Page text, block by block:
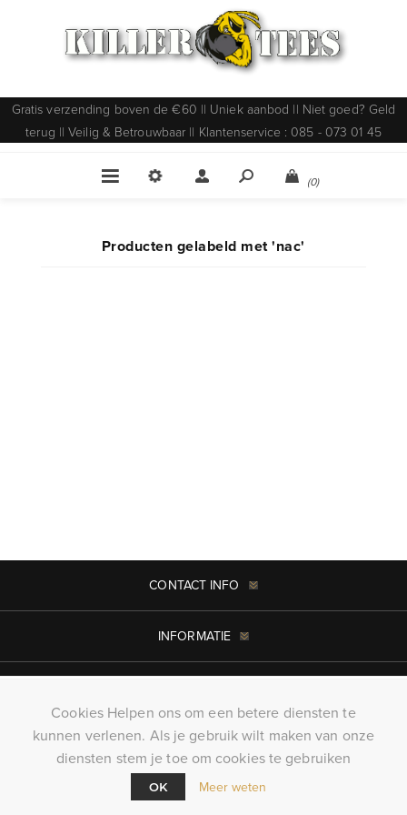
Gratis verzending boven de €60 || Uniek aanbod || Niet goed? Geld
terug || Veilig & Betrouwbaar || Klantenservice : 085 - 073 01 45
(0)
Producten gelabeld met 'nac'
CONTACT INFO
INFORMATIE
Copyright ; 2026 KillerTees. Alle rechten voorbehouden
Powered by
Cookies Helpen ons om een betere diensten te
kunnen verlenen. Als je gebruik wilt maken van onze
diensten stem je toe om cookies te gebruiken
OK Meer weten